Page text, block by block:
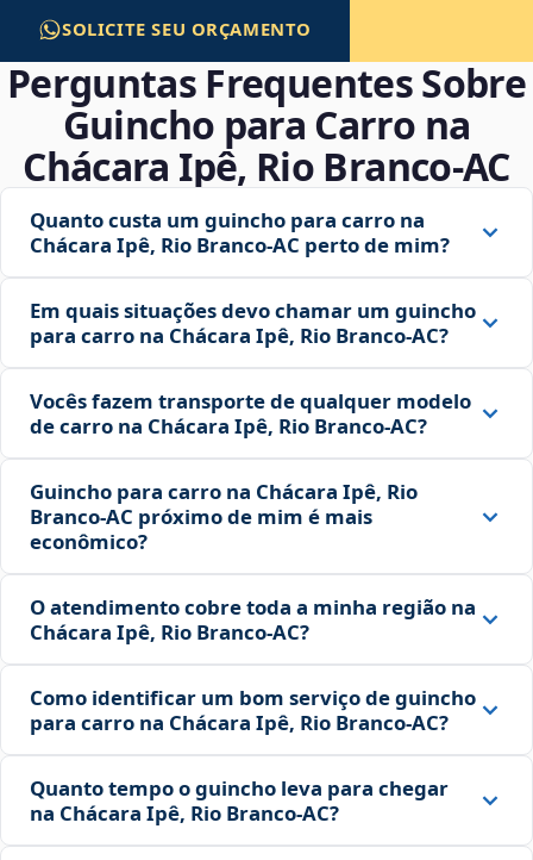
SOLICITE SEU ORÇAMENTO
Perguntas Frequentes Sobre
Guincho para Carro na
Chácara Ipê, Rio Branco‑AC
Quanto custa um guincho para carro na
Chácara Ipê, Rio Branco‑AC perto de mim?
Em quais situações devo chamar um guincho
para carro na Chácara Ipê, Rio Branco‑AC?
Vocês fazem transporte de qualquer modelo
de carro na Chácara Ipê, Rio Branco‑AC?
Guincho para carro na Chácara Ipê, Rio
Branco‑AC próximo de mim é mais
econômico?
O atendimento cobre toda a minha região na
Chácara Ipê, Rio Branco‑AC?
Como identificar um bom serviço de guincho
para carro na Chácara Ipê, Rio Branco‑AC?
Quanto tempo o guincho leva para chegar
na Chácara Ipê, Rio Branco‑AC?